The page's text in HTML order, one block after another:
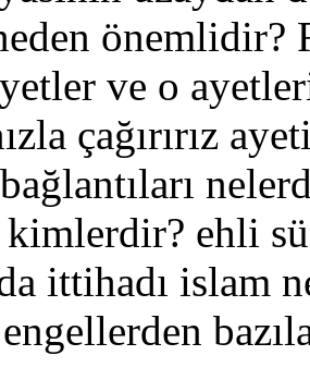
önemlidir?
ve o
çağırırız
kimlerdir? ehli
ittihadı islam